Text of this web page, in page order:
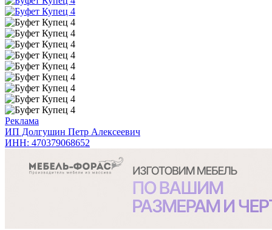
Реклама
ИП Долгушин Петр Алексеевич
ИНН: 470379068652